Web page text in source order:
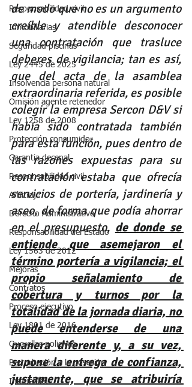
Responsabilidad civil
Inmobiliarias
Seguridad piscinas
Ley 2445 de 2025
Insolvencia persona natural
Omisión agente retenedor
Ley 1258 de 2008
Protección consumidor
Garantia decenal
Responsabilidad civil
Arbitraje
Derecho Administrativo
Responsabilidad del Estado
Ley 1563 de 2012
Mejoras
Contratos
Proceso ejecutivo
Ley 1801 de 2016
Querellas policivas
Perturbación a la posesión
Inmuebles
de modo que no es un argumento
creíble y atendible desconocer
una contratación que trasluce
deberes de vigilancia; tan es así,
que del acta de la asamblea
extraordinaria referida, es posible
colegir la empresa Sercon D&V si
había sido contratada también
para esta función, pues dentro de
las razones expuestas para su
contratación estaba que ofrecía
servicios de portería, jardinería y
aseo, de forma que podía ahorrar
en el presupuesto, de donde se
entiende que asemejaron el
término portería a vigilancia; el
propio señalamiento de
cobertura y turnos por la
totalidad de la jornada diaria, no
puede entenderse de una
manera diferente y, a su vez,
supone la entrega de confianza,
justamente, que se atribuiría